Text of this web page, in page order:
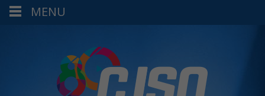
MENU